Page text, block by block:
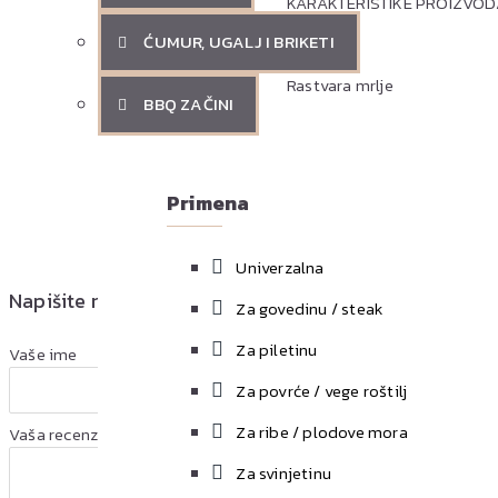
ĆUMUR, UGALJ I BRIKETI
BBQ ZAČINI
Primena
Univerzalna
Za govedinu / steak
Za piletinu
Za povrće / vege roštilj
Za ribe / plodove mora
Za svinjetinu
Rastvara mrlje
Napišite recenziju
Vaše ime
Vaša recenzija